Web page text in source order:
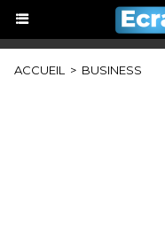
ACCUEIL > BUSINESS